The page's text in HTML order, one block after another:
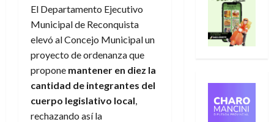
El Departamento Ejecutivo
Municipal de Reconquista
elevó al Concejo Municipal un
proyecto de ordenanza que
propone mantener en diez la
cantidad de integrantes del
cuerpo legislativo local,
rechazando así la